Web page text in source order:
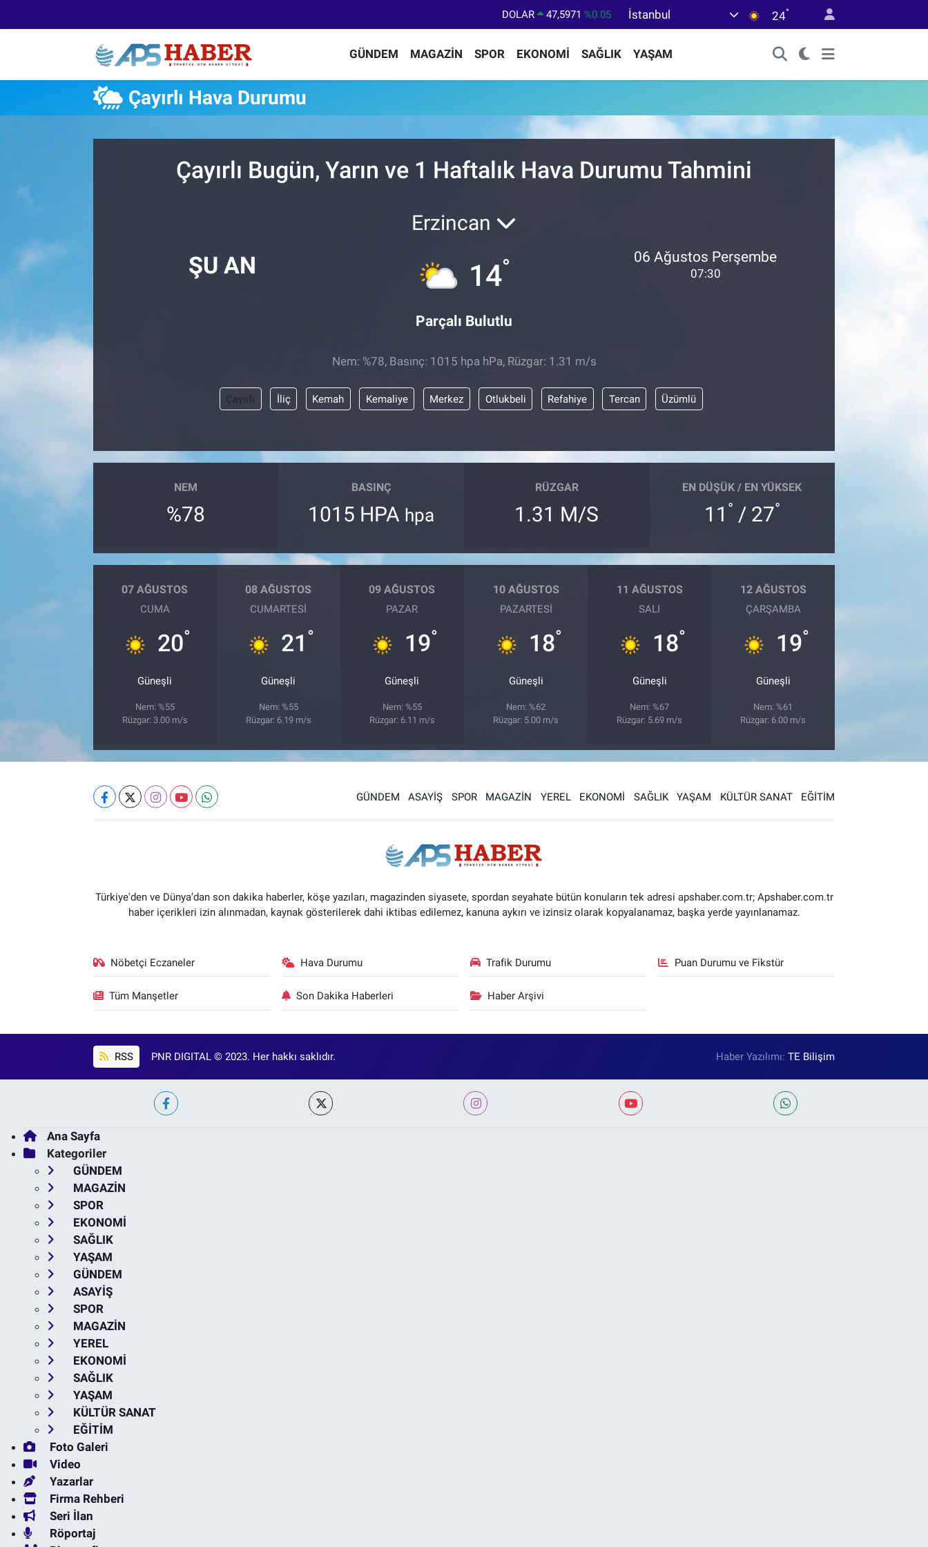
DOLAR 47,5971 %0.05
BİST100
13.703 %0
BITCOIN
64.475,47 %0.66
İstanbul 24°
GÜNDEM MAGAZİN SPOR EKONOMİ SAĞLIK YAŞAM
Çayırlı Hava Durumu
Çayırlı Bugün, Yarın ve 1 Haftalık Hava Durumu Tahmini
ŞU AN
Erzincan
14°
Parçalı Bulutlu
06 Ağustos Perşembe
07:30
Nem: %78, Basınç: 1015 hpa hPa, Rüzgar: 1.31 m/s
Çayırlı İliç Kemah Kemaliye Merkez Otlukbeli Refahiye Tercan Üzümlü
NEM
%78
BASINÇ
1015 HPA hpa
RÜZGAR
1.31 M/S
EN DÜŞÜK / EN YÜKSEK
11 ° / 27°
07 AĞUSTOS
CUMA
20°
Güneşli
Nem: %55
Rüzgar: 3.00 m/s
08 AĞUSTOS
CUMARTESI
21 °
Güneşli
Nem: %55
Rüzgar: 6.19 m/s
09 AĞUSTOS
PAZAR
19°
Güneşli
Nem: %55
Rüzgar: 6.11 m/s
10 AĞUSTOS
PAZARTESI
18°
Güneşli
Nem: %62
Rüzgar: 5.00 m/s
11 AĞUSTOS
SALI
18°
Güneşli
Nem: %67
Rüzgar: 5.69 m/s
12 AĞUSTOS
ÇARŞAMBA
19°
Güneşli
Nem: %61
Rüzgar: 6.00 m/s
GÜNDEM ASAYİŞ SPOR MAGAZİN YEREL EKONOMİ SAĞLIK YAŞAM KÜLTÜR SANAT EĞİTİM
Türkiye'den ve Dünya’dan son dakika haberler, köşe yazıları, magazinden siyasete, spordan seyahate bütün konuların tek adresi apshaber.com.tr; Apshaber.com.tr
haber içerikleri izin alınmadan, kaynak gösterilerek dahi iktibas edilemez, kanuna aykırı ve izinsiz olarak kopyalanamaz, başka yerde yayınlanamaz.
Nöbetçi Eczaneler Hava Durumu Trafik Durumu Puan Durumu ve Fikstür
Tüm Manşetler Son Dakika Haberleri Haber Arşivi
RSS PNR DIGITAL © 2023. Her hakkı saklıdır. Haber Yazılımı:TE Bilişim
Ana Sayfa
Kategoriler
GÜNDEM
MAGAZİN
SPOR
EKONOMİ
SAĞLIK
YAŞAM
GÜNDEM
ASAYİŞ
SPOR
MAGAZİN
YEREL
EKONOMİ
SAĞLIK
YAŞAM
KÜLTÜR SANAT
EĞİTİM
Foto Galeri
Video
Yazarlar
Firma Rehberi
Seri İlan
Röportaj